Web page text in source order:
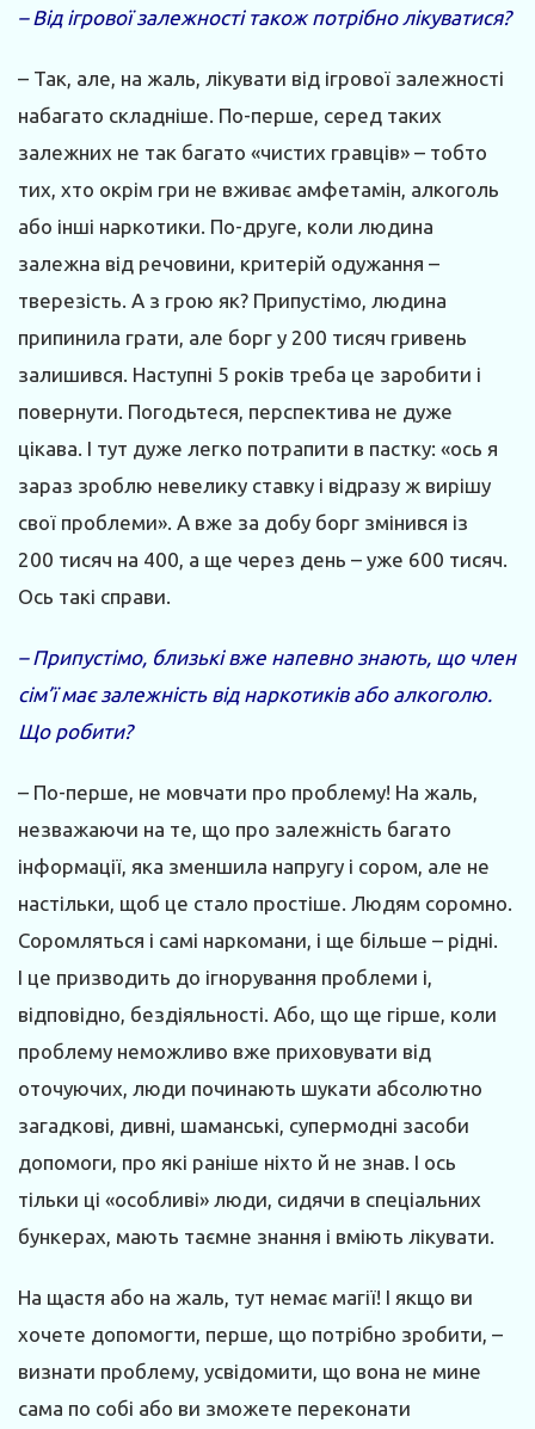
– Від ігрової залежності також потрібно лікуватися?
– Так, але, на жаль, лікувати від ігрової залежності
набагато складніше. По-перше, серед таких
залежних не так багато «чистих гравців» – тобто
тих, хто окрім гри не вживає амфетамін, алкоголь
або інші наркотики. По-друге, коли людина
залежна від речовини, критерій одужання –
тверезість. А з грою як? Припустімо, людина
припинила грати, але борг у 200 тисяч гривень
залишився. Наступні 5 років треба це заробити і
повернути. Погодьтеся, перспектива не дуже
цікава. І тут дуже легко потрапити в пастку: «ось я
зараз зроблю невелику ставку і відразу ж вирішу
свої проблеми». А вже за добу борг змінився із
200 тисяч на 400, а ще через день – уже 600 тисяч.
Ось такі справи.
– Припустімо, близькі вже напевно знають, що член
сім’ї має залежність від наркотиків або алкоголю.
Що робити?
– По-перше, не мовчати про проблему! На жаль,
незважаючи на те, що про залежність багато
інформації, яка зменшила напругу і сором, але не
настільки, щоб це стало простіше. Людям соромно.
Соромляться і самі наркомани, і ще більше – рідні.
І це призводить до ігнорування проблеми і,
відповідно, бездіяльності. Або, що ще гірше, коли
проблему неможливо вже приховувати від
оточуючих, люди починають шукати абсолютно
загадкові, дивні, шаманські, супермодні засоби
допомоги, про які раніше ніхто й не знав. І ось
тільки ці «особливі» люди, сидячи в спеціальних
бункерах, мають таємне знання і вміють лікувати.
На щастя або на жаль, тут немає магії! І якщо ви
хочете допомогти, перше, що потрібно зробити, –
визнати проблему, усвідомити, що вона не мине
сама по собі або ви зможете переконати